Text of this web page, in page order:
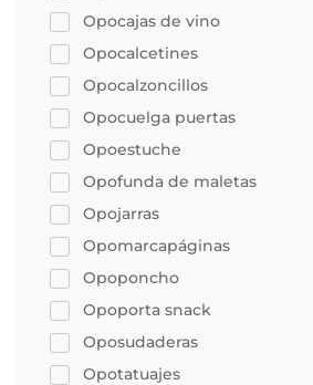
Opocajas de vino
Opocalcetines
Opocalzoncillos
Opocuelga puertas
Opoestuche
Opofunda de maletas
Opojarras
Opomarcapáginas
Opoponcho
Opoporta snack
Oposudaderas
Opotatuajes